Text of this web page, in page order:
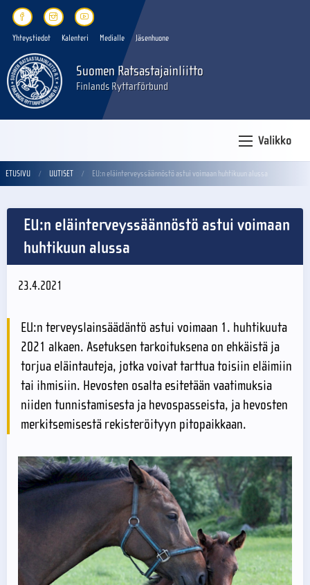
Yhteystiedot Kalenteri Medialle Jäsenhuone
Suomen Ratsastajainliitto
Finlands Ryttarförbund
Valikko
ETUSIVU UUTISET EU:n eläinterveyssäännöstö astui voimaan huhtikuun alussa
EU:n eläinterveyssäännöstö astui voimaan
huhtikuun alussa
23.4.2021
EU:n terveyslainsäädäntö astui voimaan 1. huhtikuuta
2021 alkaen. Asetuksen tarkoituksena on ehkäistä ja
torjua eläintauteja, jotka voivat tarttua toisiin eläimiin
tai ihmisiin. Hevosten osalta esitetään vaatimuksia
niiden tunnistamisesta ja hevospasseista, ja hevosten
merkitsemisestä rekisteröityyn pitopaikkaan.